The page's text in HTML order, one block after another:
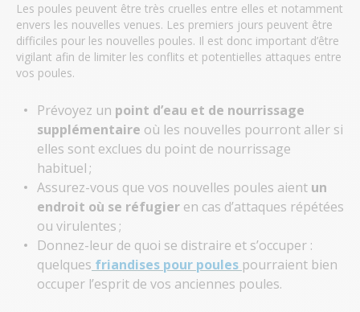
Les poules peuvent être très cruelles entre elles et notamment
envers les nouvelles venues. Les premiers jours peuvent être
difficiles pour les nouvelles poules. Il est donc important d’être
vigilant afin de limiter les conflits et potentielles attaques entre
vos poules.
Prévoyez un point d’eau et de nourrissage
supplémentaire où les nouvelles pourront aller si
elles sont exclues du point de nourrissage
habituel ;
Assurez-vous que vos nouvelles poules aient un
endroit où se réfugier en cas d’attaques répétées
ou virulentes ;
Donnez-leur de quoi se distraire et s’occuper :
quelques friandises pour poules pourraient bien
occuper l’esprit de vos anciennes poules.